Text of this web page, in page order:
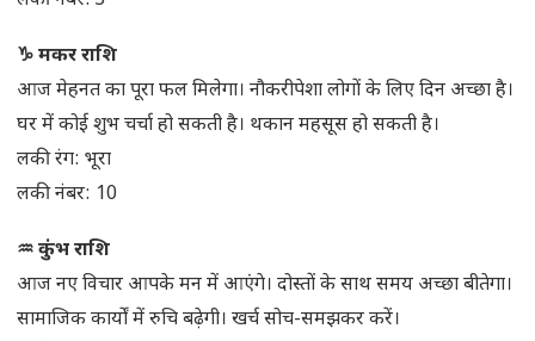
♑ मकर राशि
आज मेहनत का पूरा फल मिलेगा। नौकरीपेशा लोगों के लिए दिन अच्छा है।
घर में कोई शुभ चर्चा हो सकती है। थकान महसूस हो सकती है।
लकी रंग: भूरा
लकी नंबर: 10
♒ कुंभ राशि
आज नए विचार आपके मन में आएंगे। दोस्तों के साथ समय अच्छा बीतेगा।
सामाजिक कार्यों में रुचि बढ़ेगी। खर्च सोच-समझकर करें।